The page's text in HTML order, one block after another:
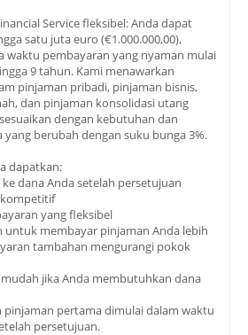
Service fleksibel: Anda dapat
satu juta euro (€1.000.000,00),
waktu pembayaran yang nyaman mulai
9 tahun. Kami menawarkan
pinjaman pribadi, pinjaman bisnis,
dan pinjaman konsolidasi utang
dengan kebutuhan dan
yang berubah dengan suku bunga 3%.
dapatkan:
ke dana Anda setelah persetujuan
kompetitif
yang fleksibel
untuk membayar pinjaman Anda lebih
tambahan mengurangi pokok
mudah jika Anda membutuhkan dana
pinjaman pertama dimulai dalam waktu
persetujuan.